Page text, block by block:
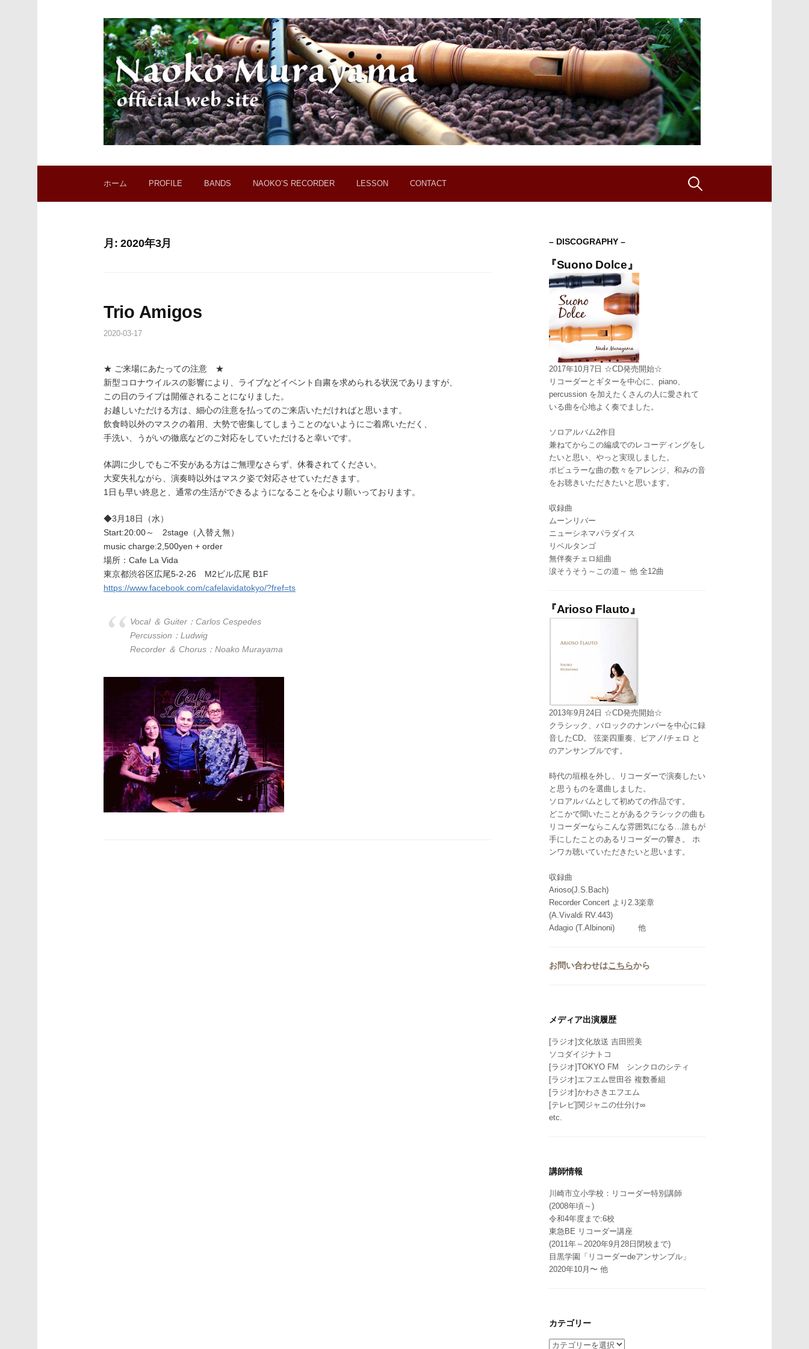
ホーム PROFILE BANDS NAOKO’S RECORDER LESSON CONTACT 検
月:2020年3月
Trio Amigos
2020-03-17
★ ご来場にあたっての注意 ★
新型コロナウイルスの影響により、ライブなどイベント自粛を求められる状況でありますが、
この日のライブは開催されることになりました。
お越しいただける方は、細心の注意を払ってのご来店いただければと思います。
飲食時以外のマスクの着用、大勢で密集してしまうことのないようにご着席いただく、
手洗い、うがいの徹底などのご対応をしていただけると幸いです。
体調に少しでもご不安がある方はご無理なさらず、休養されてください。
大変失礼ながら、演奏時以外はマスク姿で対応させていただきます。
1日も早い終息と、通常の生活ができるようになることを心より願いっております。
◆3月18日（水）
Start:20:00～ 2stage（入替え無）
music charge:2,500yen + order
場所：Cafe La Vida
東京都渋谷区広尾5-2-26 M2ビル広尾 B1F
https://www.facebook.com/cafelavidatokyo/?fref=ts
Vocal ＆ Guiter：Carlos Cespedes
Percussion：Ludwig
Recorder ＆ Chorus：Noako Murayama
– DISCOGRAPHY –
『Suono Dolce』
2017年10月7日 ☆CD発売開始☆
リコーダーとギターを中心に、piano、
percussion を加えたくさんの人に愛されて
いる曲を心地よく奏でました。
ソロアルバム2作目
兼ねてからこの編成でのレコーディングをし
たいと思い、やっと実現しました。
ポピュラーな曲の数々をアレンジ、和みの音
をお聴きいただきたいと思います。
収録曲
ムーンリバー
ニューシネマパラダイス
リベルタンゴ
無伴奏チェロ組曲
涙そうそう～この道～ 他 全12曲
『Arioso Flauto』
2013年9月24日 ☆CD発売開始☆
クラシック、バロックのナンバーを中心に録
音したCD。 弦楽四重奏、ピアノ/チェロ と
のアンサンブルです。
時代の垣根を外し、リコーダーで演奏したい
と思うものを選曲しました。
ソロアルバムとして初めての作品です。
どこかで聞いたことがあるクラシックの曲も
リコーダーならこんな雰囲気になる…誰もが
手にしたことのあるリコーダーの響き。 ホ
ンワカ聴いていただきたいと思います。
収録曲
Arioso(J.S.Bach)
Recorder Concert より2.3楽章
(A.Vivaldi RV.443)
Adagio (T.Albinoni) 他
お問い合わせはこちらから
メディア出演履歴
[ラジオ]文化放送 吉田照美
ソコダイジナトコ
[ラジオ]TOKYO FM シンクロのシティ
[ラジオ]エフエム世田谷 複数番組
[ラジオ]かわさきエフエム
[テレビ]関ジャニの仕分け∞
etc.
講師情報
川崎市立小学校：リコーダー特別講師
(2008年頃～)
令和4年度まで:6校
東急BE リコーダー講座
(2011年～2020年9月28日閉校まで)
目黒学園「リコーダーdeアンサンブル」
2020年10月〜 他
カテゴリー
カ